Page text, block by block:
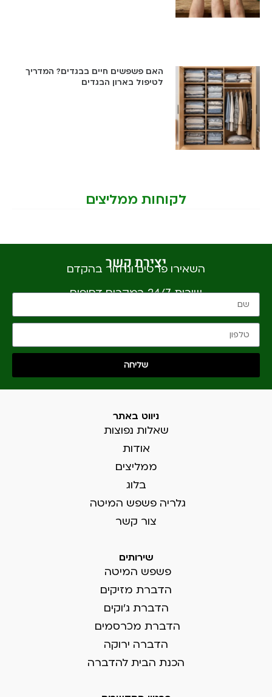
האם פשפשים חיים בבגדים? המדריך
לטיפול בארון הבגדים
לקוחות ממליצים
יצירת קשר
השאירו פרטים ונחזור בהקדם
שירות 24/7 במקרים דחופים
שליחה
ניווט באתר
שאלות נפוצות
אודות
ממליצים
בלוג
גלריה פשפש המיטה
צור קשר
שירותים
פשפש המיטה
הדברת מזיקים
הדברת ג'וקים
הדברת מכרסמים
הדברה ירוקה
הכנת הבית להדברה